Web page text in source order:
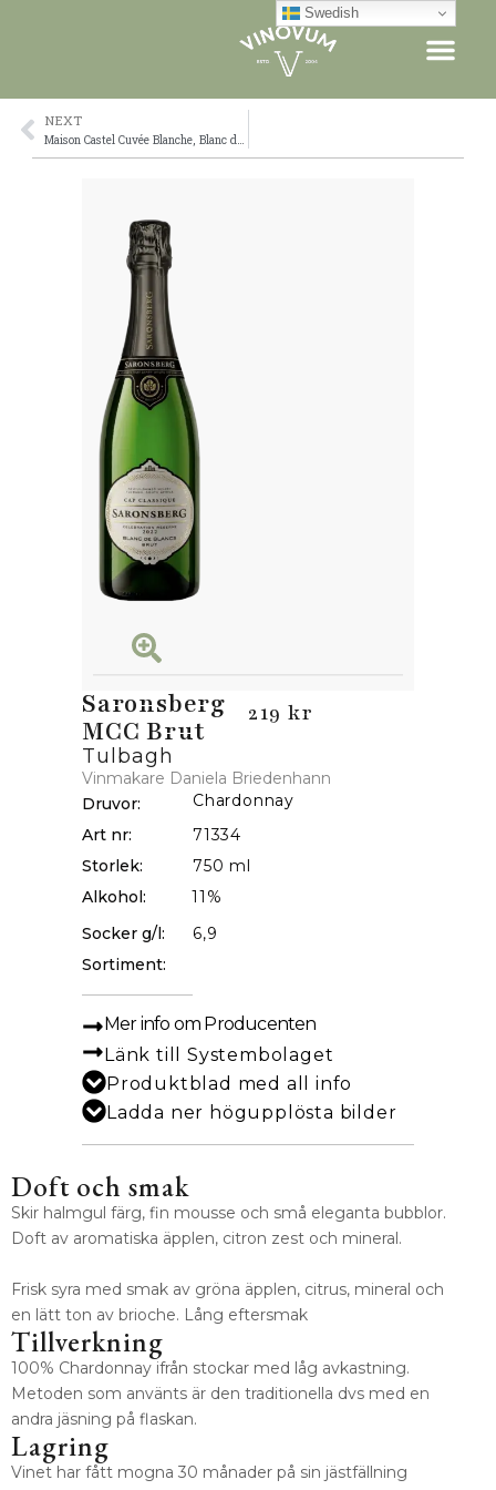
Prev
NEXT
Maison Castel Cuvée Blanche, Blanc de Blanc Brut NV
Saronsberg
MCC Brut
219 kr
Tulbagh
Vinmakare Daniela Briedenhann
Druvor:
Chardonnay
Art nr:
71334
Storlek:
750 ml
Alkohol:
11%
Socker g/l:
6,9
Sortiment:
Mer info om Producenten
Länk till Systembolaget
Produktblad med all info
Ladda ner högupplösta bilder
Doft och smak
Skir halmgul färg, fin mousse och små eleganta bubblor.
Doft av aromatiska äpplen, citron zest och mineral.
Frisk syra med smak av gröna äpplen, citrus, mineral och
en lätt ton av brioche. Lång eftersmak
Tillverkning
100% Chardonnay ifrån stockar med låg avkastning.
Metoden som använts är den traditionella dvs med en
andra jäsning på flaskan.
Lagring
Vinet har fått mogna 30 månader på sin jästfällning
Swedish